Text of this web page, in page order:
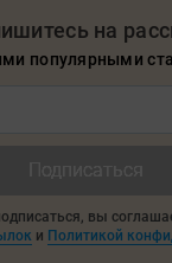
на
популярными
вы
и Политикой